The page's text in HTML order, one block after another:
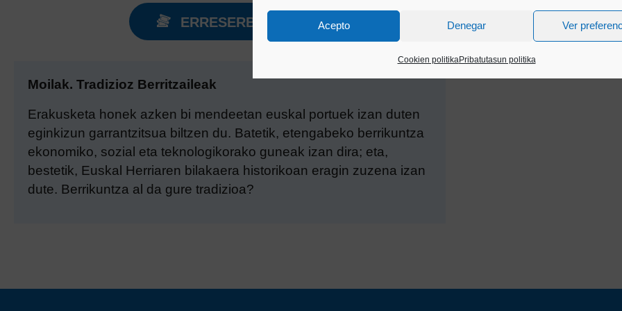
Acepto Denegar Ver
Cookien politikaPribatutasun politika
ERRESERBA EGIN
Moilak. Tradizioz Berritzaileak
Erakusketa honek azken bi mendeetan euskal portuek izan duten
eginkizun garrantzitsua biltzen du. Batetik, etengabeko berrikuntza
ekonomiko, sozial eta teknologikorako guneak izan dira; eta,
bestetik, Euskal Herriaren bilakaera historikoan eragin zuzena izan
dute. Berrikuntza al da gure tradizioa?